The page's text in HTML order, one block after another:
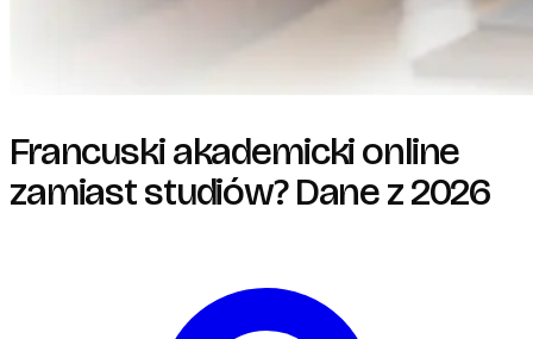
Francuski akademicki online
zamiast studiów? Dane z 2026